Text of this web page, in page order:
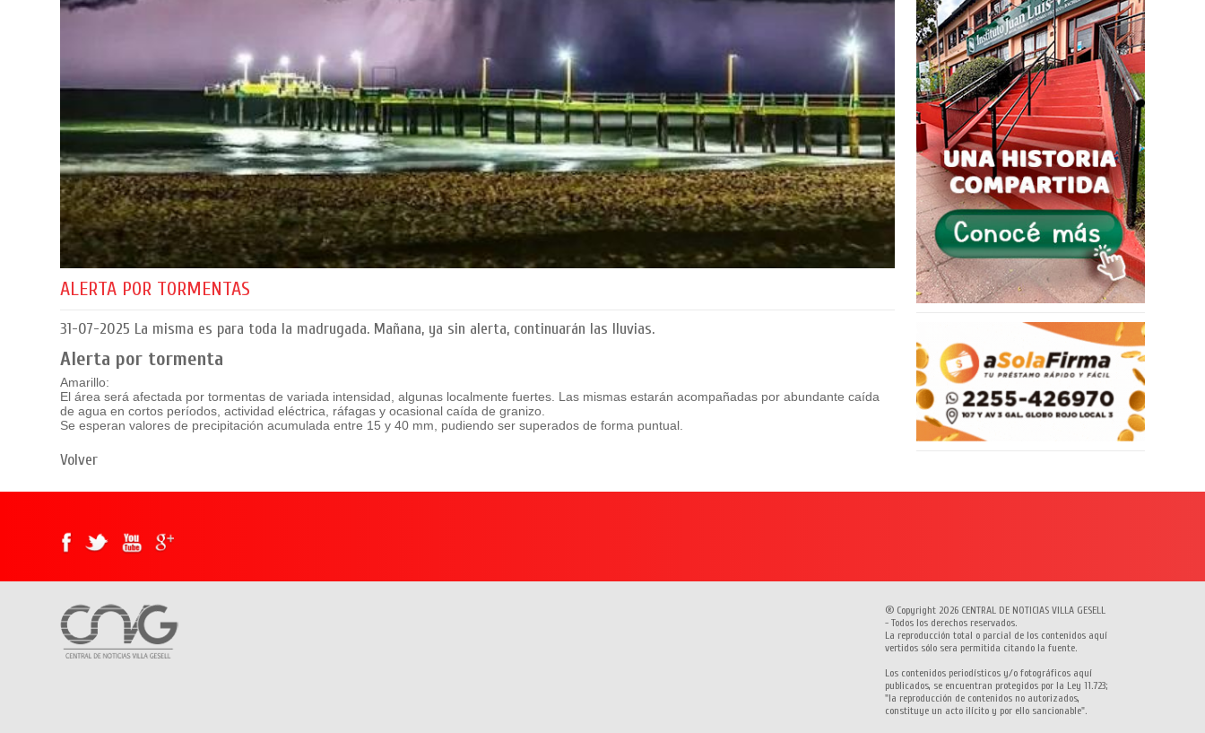
ALERTA POR TORMENTAS
31-07-2025 La misma es para toda la madrugada. Mañana, ya sin alerta, continuarán las lluvias.
Alerta por tormenta
Amarillo:
El área será afectada por tormentas de variada intensidad, algunas localmente fuertes. Las mismas estarán acompañadas por abundante caída
de agua en cortos períodos, actividad eléctrica, ráfagas y ocasional caída de granizo.
Se esperan valores de precipitación acumulada entre 15 y 40 mm, pudiendo ser superados de forma puntual.
Volver
® Copyright 2026 CENTRAL DE NOTICIAS VILLA GESELL
- Todos los derechos reservados.
La reproducción total o parcial de los contenidos aquí
vertidos sólo sera permitida citando la fuente.
Los contenidos periodísticos y/o fotográficos aquí
publicados, se encuentran protegidos por la Ley 11.723;
"la reproducción de contenidos no autorizados,
constituye un acto ilícito y por ello sancionable".